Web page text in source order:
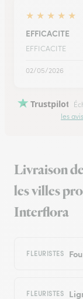
★ ★ ★ ★ ★
EFFICACITE
EFFICACITE
02/05/2026
Trustpilot
les
Livraison
les villes
Interflora
FLEURISTES
FLEURISTES